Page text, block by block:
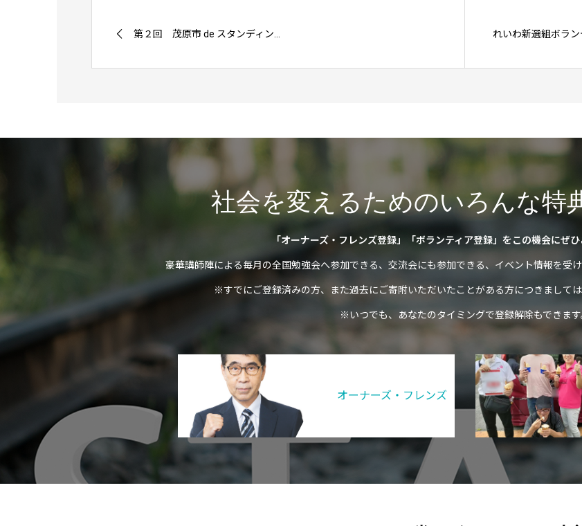
第２回 茂原市 de スタンディン... れいわ新選組ボラン
社会を変えるためのいろんな特
「オーナーズ・フレンズ登録」「ボランティア登録」をこの機会にぜ
豪華講師陣による毎月の全国勉強会へ参加できる、交流会にも参加できる、イベント情報を受
※すでにご登録済みの方、また過去にご寄附いただいたことがある方につきましては
※いつでも、あなたのタイミングで登録解除もできます
オーナーズ・フレンズ